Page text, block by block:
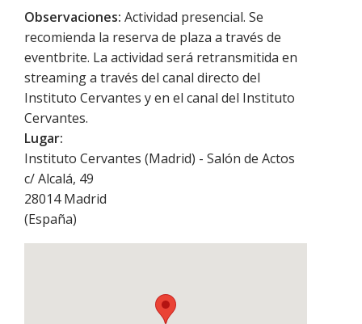
Observaciones: Actividad presencial. Se
recomienda la reserva de plaza a través de
eventbrite. La actividad será retransmitida en
streaming a través del canal directo del
Instituto Cervantes y en el canal del Instituto
Cervantes.
Lugar:
Instituto Cervantes (Madrid) - Salón de Actos
c/ Alcalá, 49
28014Madrid
(España)